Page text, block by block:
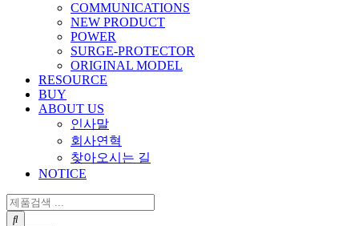
COMMUNICATIONS
NEW PRODUCT
POWER
SURGE-PROTECTOR
ORIGINAL MODEL
RESOURCE
BUY
ABOUT US
인사말
회사연혁
찾아오시는 길
NOTICE
Search
...